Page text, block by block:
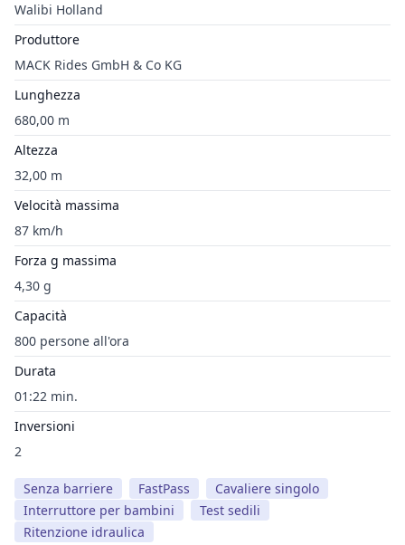
Walibi Holland
Produttore
MACK Rides GmbH & Co KG
Lunghezza
680,00 m
Altezza
32,00 m
Velocità massima
87 km/h
Forza g massima
4,30 g
Capacità
800 persone all'ora
Durata
01:22 min.
Inversioni
2
Senza barriere FastPass
Cavaliere singolo
Interruttore per bambini
Test sedili
Ritenzione idraulica